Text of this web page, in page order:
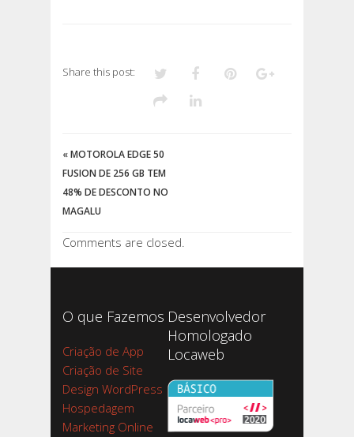
Share this post:
«MOTOROLA EDGE 50
FUSION DE 256 GB TEM
48% DE DESCONTO NO
MAGALU
Comments are closed.
O que Fazemos
Criação de App
Criação de Site
Design WordPress
Hospedagem
Marketing Online
Desenvolvedor
Homologado
Locaweb